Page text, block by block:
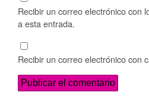
Recibir un correo electrónico con
a esta entrada.
Recibir un correo electrónico con